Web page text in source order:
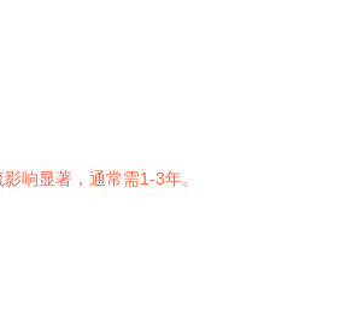
响显著，通常需1-3年。